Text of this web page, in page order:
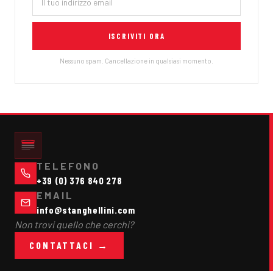
ISCRIVITI ORA
Nessuno spam. Cancellazione in qualsiasi momento.
TELEFONO
+39 (0) 376 840 278
EMAIL
info@stanghellini.com
Non trovi quello che cerchi?
CONTATTACI →